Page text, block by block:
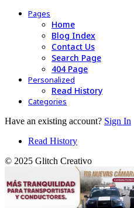
Pages
Home
Blog Index
Contact Us
Search Page
404 Page
Personalized
Read History
Categories
Have an existing account? Sign In
Read History
© 2025 Glitch Creativo